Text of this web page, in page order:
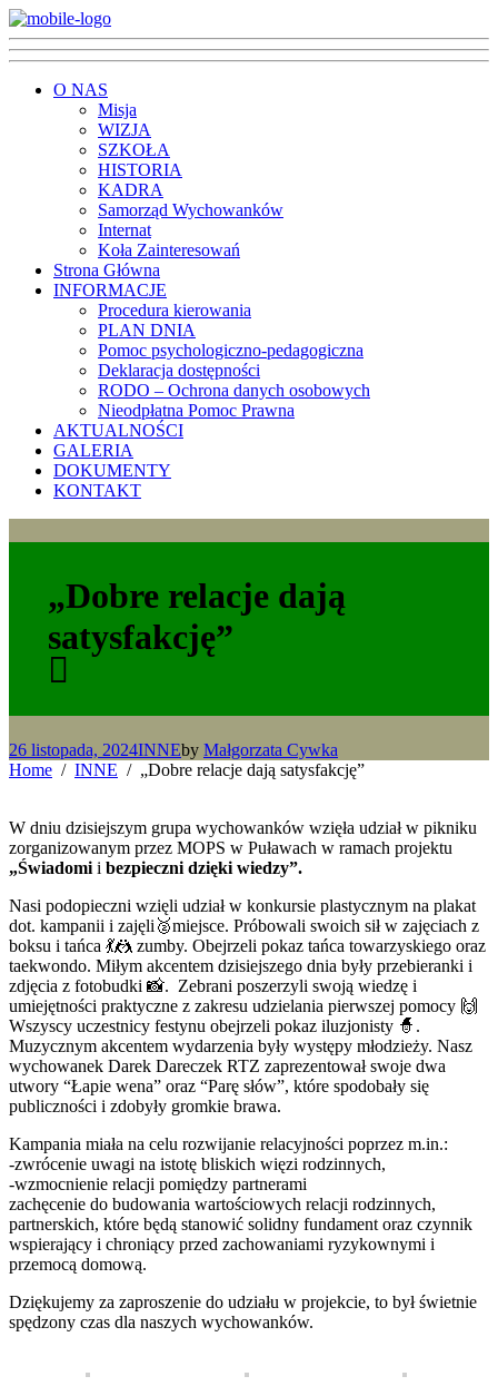
O NAS
Misja
WIZJA
SZKOŁA
HISTORIA
KADRA
Samorząd Wychowanków
Internat
Koła Zainteresowań
Strona Główna
INFORMACJE
Procedura kierowania
PLAN DNIA
Pomoc psychologiczno-pedagogiczna
Deklaracja dostępności
RODO – Ochrona danych osobowych
Nieodpłatna Pomoc Prawna
AKTUALNOŚCI
GALERIA
DOKUMENTY
KONTAKT
„Dobre relacje dają
satysfakcję”
26 listopada, 2024INNEby Małgorzata Cywka
Home
INNE „Dobre relacje dają satysfakcję”
W dniu dzisiejszym grupa wychowanków wzięła udział w pikniku
zorganizowanym przez MOPS w Puławach w ramach projektu
„Świadomi i bezpieczni dzięki wiedzy”.
Nasi podopieczni wzięli udział w konkursie plastycznym na plakat
dot. kampanii i zajęli🥈miejsce. Próbowali swoich sił w zajęciach z
boksu i tańca 💃🤼 zumby. Obejrzeli pokaz tańca towarzyskiego oraz
taekwondo. Miłym akcentem dzisiejszego dnia były przebieranki i
zdjęcia z fotobudki 📸. Zebrani poszerzyli swoją wiedzę i
umiejętności praktyczne z zakresu udzielania pierwszej pomocy 🙌
Wszyscy uczestnicy festynu obejrzeli pokaz iluzjonisty 🧙.
Muzycznym akcentem wydarzenia były występy młodzieży. Nasz
wychowanek Darek Dareczek RTZ zaprezentował swoje dwa
utwory “Łapie wena” oraz “Parę słów”, które spodobały się
publiczności i zdobyły gromkie brawa.
Kampania miała na celu rozwijanie relacyjności poprzez m.in.:
-zwrócenie uwagi na istotę bliskich więzi rodzinnych,
-wzmocnienie relacji pomiędzy partnerami
zachęcenie do budowania wartościowych relacji rodzinnych,
partnerskich, które będą stanowić solidny fundament oraz czynnik
wspierający i chroniący przed zachowaniami ryzykownymi i
przemocą domową.
Dziękujemy za zaproszenie do udziału w projekcie, to był świetnie
spędzony czas dla naszych wychowanków.